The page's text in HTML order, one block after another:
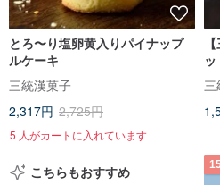
とろ〜り塩卵黄入りパイナップ
ルケーキ
三統漢菓子
2,317円 2,725円
5 人がカートに入れています
正
フ
こちらもおすすめ